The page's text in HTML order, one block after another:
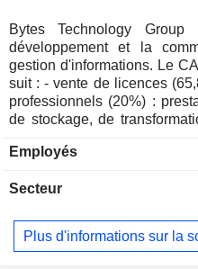
Bytes Technology
développement et la
gestion d'informations. Le
suit : - vente de licences (65,8%) ; - prestations de services
professionnels (20%) :
de stockage, de
vente de matériels
CA est la suivante :
Employés
Secteur
Plus d'informations sur la